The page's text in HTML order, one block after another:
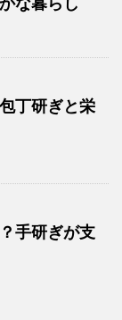
丁研ぎと栄
手研ぎが支